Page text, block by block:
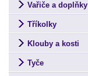
Vařiče a doplňky
Tříkolky
Klouby a kosti
Tyče